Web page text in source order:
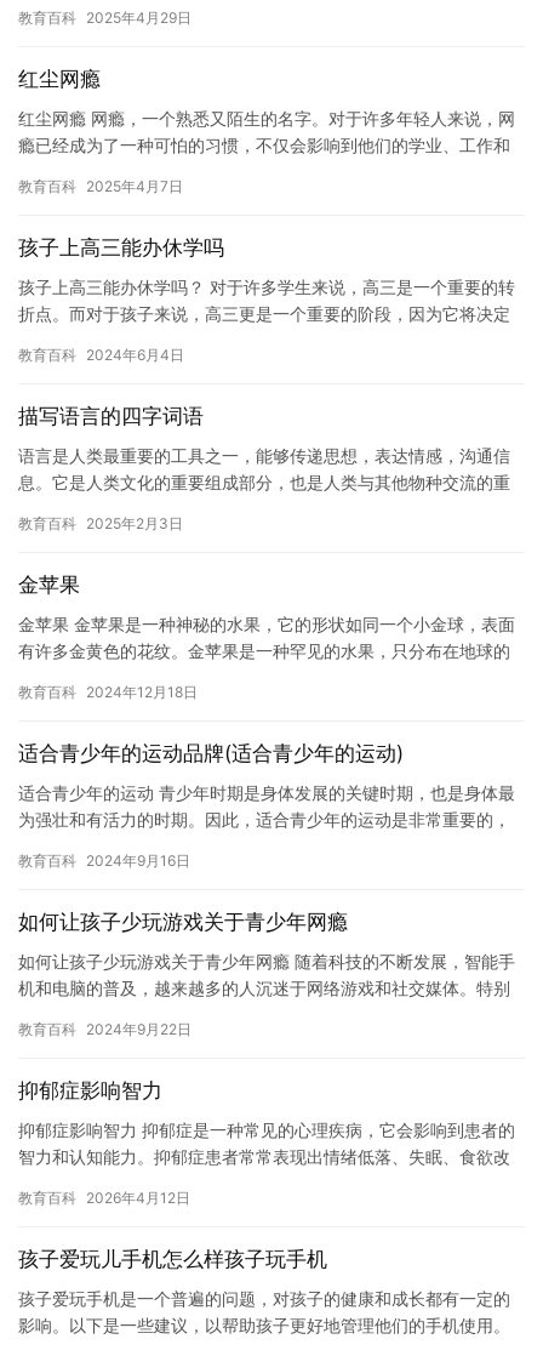
以下…
教育百科 2025年4月29日
红尘网瘾
红尘网瘾 网瘾，一个熟悉又陌生的名字。对于许多年轻人来说，网
瘾已经成为了一种可怕的习惯，不仅会影响到他们的学业、工作和
是一…
教育百科 2025年4月7日
孩子上高三能办休学吗
孩子上高三能办休学吗？ 对于许多学生来说，高三是一个重要的转
折点。而对于孩子来说，高三更是一个重要的阶段，因为它将决定
其他…
教育百科 2024年6月4日
描写语言的四字词语
语言是人类最重要的工具之一，能够传递思想，表达情感，沟通信
息。它是人类文化的重要组成部分，也是人类与其他物种交流的重
出令人…
教育百科 2025年2月3日
金苹果
金苹果 金苹果是一种神秘的水果，它的形状如同一个小金球，表面
有许多金黄色的花纹。金苹果是一种罕见的水果，只分布在地球的
惜金…
教育百科 2024年12月18日
适合青少年的运动品牌(适合青少年的运动)
适合青少年的运动 青少年时期是身体发展的关键时期，也是身体最
为强壮和有活力的时期。因此，适合青少年的运动是非常重要的，
些…
教育百科 2024年9月16日
如何让孩子少玩游戏关于青少年网瘾
如何让孩子少玩游戏关于青少年网瘾 随着科技的不断发展，智能手
机和电脑的普及，越来越多的人沉迷于网络游戏和社交媒体。特别
子少…
教育百科 2024年9月22日
抑郁症影响智力
抑郁症影响智力 抑郁症是一种常见的心理疾病，它会影响到患者的
智力和认知能力。抑郁症患者常常表现出情绪低落、失眠、食欲改
响。…
教育百科 2026年4月12日
孩子爱玩儿手机怎么样孩子玩手机
孩子爱玩手机是一个普遍的问题，对孩子的健康和成长都有一定的
影响。以下是一些建议，以帮助孩子更好地管理他们的手机使用。